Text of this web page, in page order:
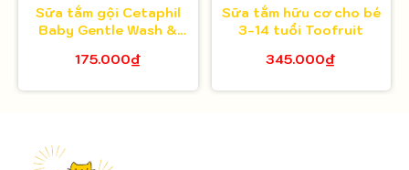
Sữa tắm gội Cetaphil
Baby Gentle Wash &
175.000₫
Sữa tắm hữu cơ cho bé
3-14 tuổi Toofruit
345.000₫